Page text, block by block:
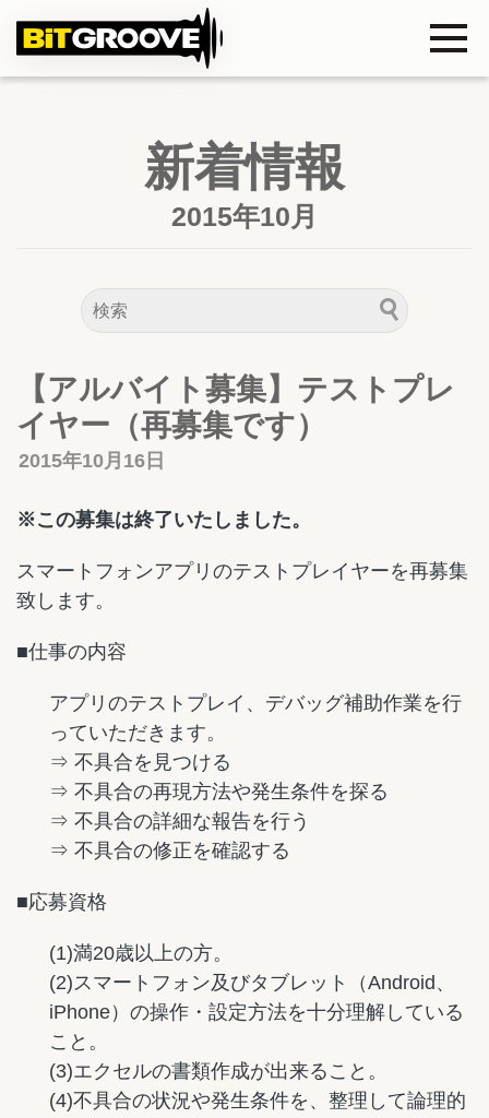
新着情報
2015年10月
【アルバイト募集】テストプレ
イヤー（再募集です）
2015年10月16日
※この募集は終了いたしました。
スマートフォンアプリのテストプレイヤーを再募集
致します。
■仕事の内容
アプリのテストプレイ、デバッグ補助作業を行
っていただきます。
⇒ 不具合を見つける
⇒ 不具合の再現方法や発生条件を探る
⇒ 不具合の詳細な報告を行う
⇒ 不具合の修正を確認する
■応募資格
(1)満20歳以上の方。
(2)スマートフォン及びタブレット（Android、
iPhone）の操作・設定方法を十分理解している
こと。
(3)エクセルの書類作成が出来ること。
(4)不具合の状況や発生条件を、整理して論理的